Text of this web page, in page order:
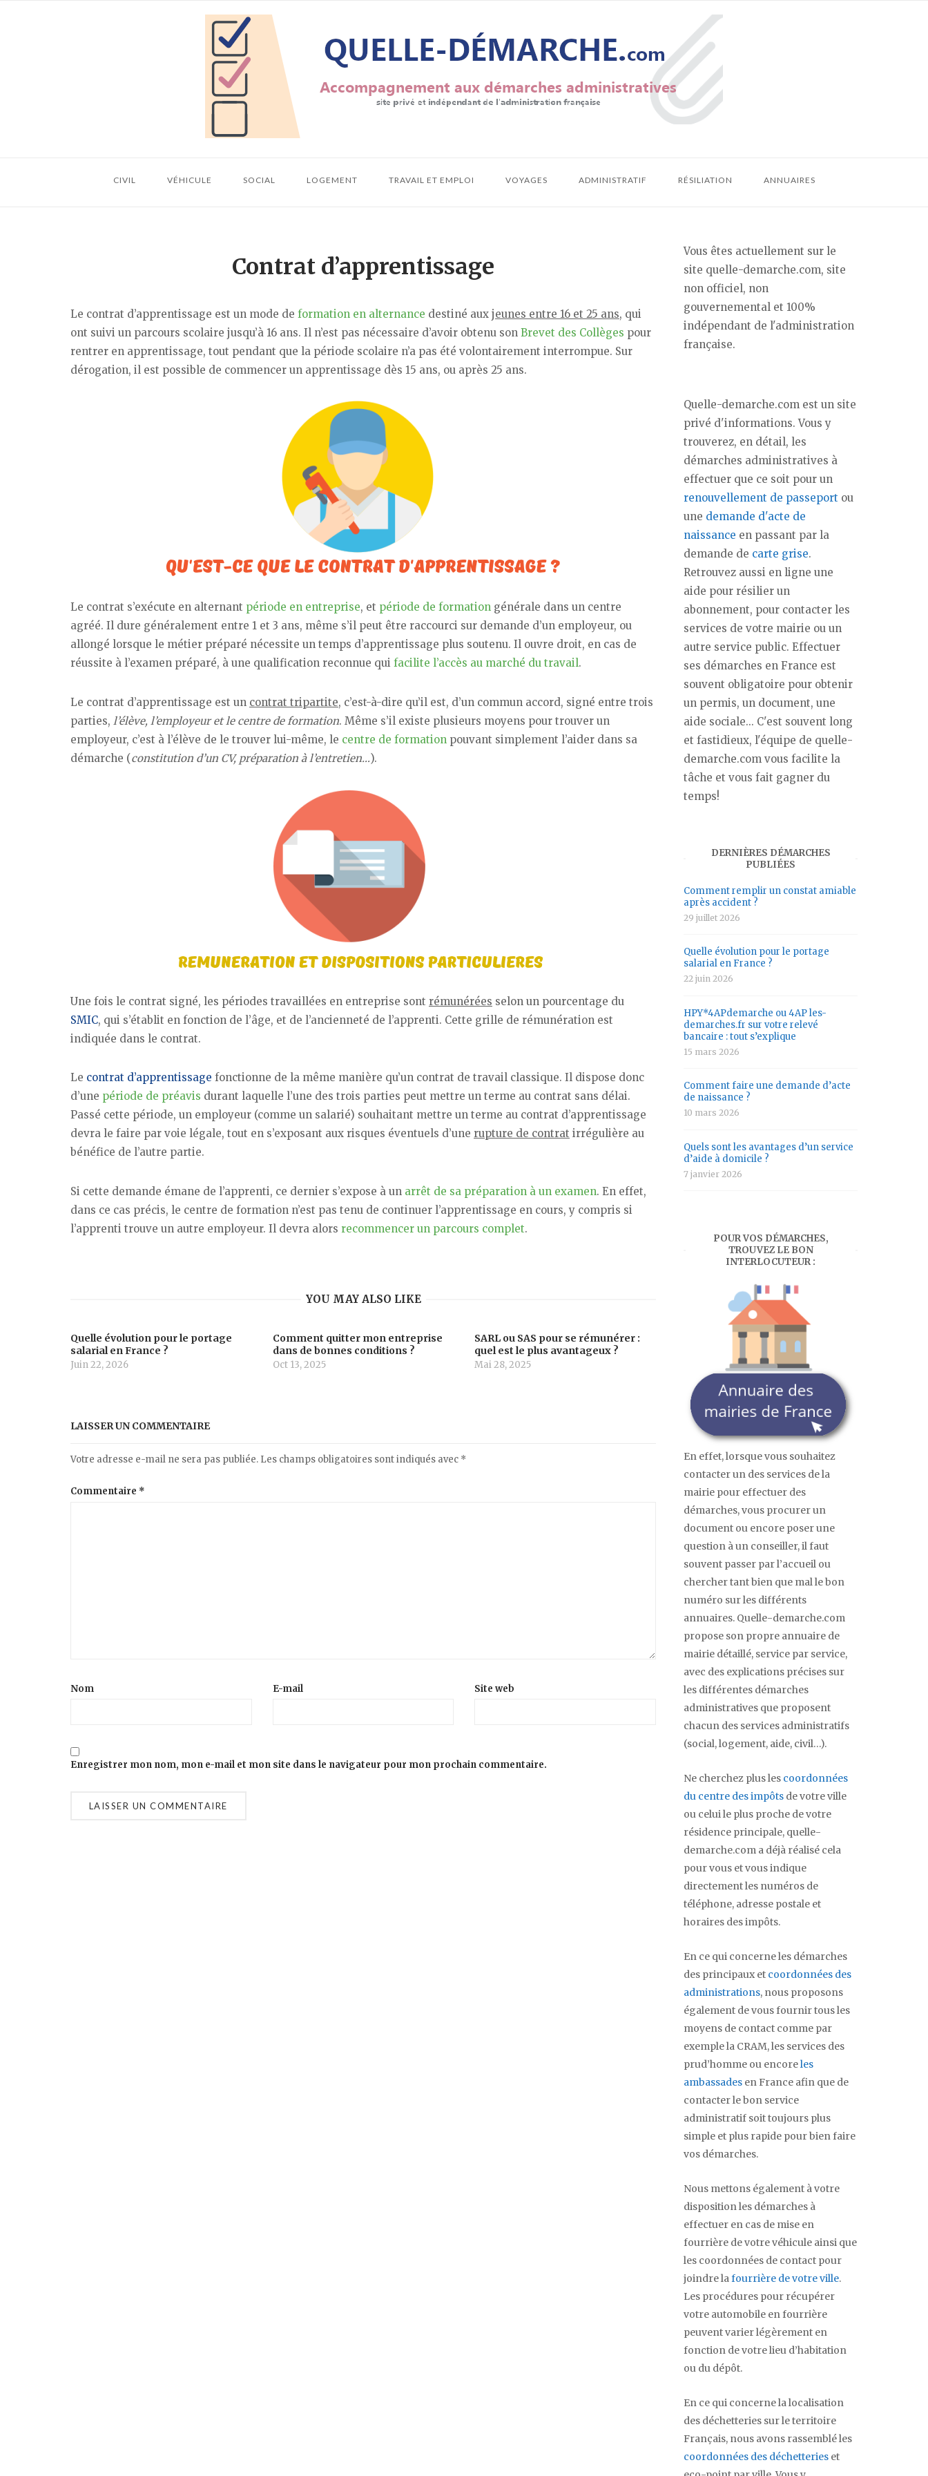
Home
CIVIL VÉHICULE SOCIAL LOGEMENT TRAVAIL ET EMPLOI VOYAGES ADMINISTRATIF RÉSILIATION ANNUAIRES
Contrat d’apprentissage
Le contrat d’apprentissage est un mode de formation en alternance destiné aux jeunes entre 16 et 25 ans, qui
ont suivi un parcours scolaire jusqu’à 16 ans. Il n’est pas nécessaire d’avoir obtenu son Brevet des Collèges pour
rentrer en apprentissage, tout pendant que la période scolaire n’a pas été volontairement interrompue. Sur
dérogation, il est possible de commencer un apprentissage dès 15 ans, ou après 25 ans.
Le contrat s’exécute en alternant période en entreprise, et période de formation générale dans un centre
agréé. Il dure généralement entre 1 et 3 ans, même s’il peut être raccourci sur demande d’un employeur, ou
allongé lorsque le métier préparé nécessite un temps d’apprentissage plus soutenu. Il ouvre droit, en cas de
réussite à l’examen préparé, à une qualification reconnue qui facilite l’accès au marché du travail.
Le contrat d’apprentissage est un contrat tripartite, c’est-à-dire qu’il est, d’un commun accord, signé entre trois
parties, l’élève, l’employeur et le centre de formation. Même s’il existe plusieurs moyens pour trouver un
employeur, c’est à l’élève de le trouver lui-même, le centre de formation pouvant simplement l’aider dans sa
démarche (constitution d’un CV, préparation à l’entretien…).
Une fois le contrat signé, les périodes travaillées en entreprise sont rémunérées selon un pourcentage du
SMIC, qui s’établit en fonction de l’âge, et de l’ancienneté de l’apprenti. Cette grille de rémunération est
indiquée dans le contrat.
Le contrat d’apprentissage fonctionne de la même manière qu’un contrat de travail classique. Il dispose donc
d’une période de préavis durant laquelle l’une des trois parties peut mettre un terme au contrat sans délai.
Passé cette période, un employeur (comme un salarié) souhaitant mettre un terme au contrat d’apprentissage
devra le faire par voie légale, tout en s’exposant aux risques éventuels d’une rupture de contrat irrégulière au
bénéfice de l’autre partie.
Si cette demande émane de l’apprenti, ce dernier s’expose à un arrêt de sa préparation à un examen. En effet,
dans ce cas précis, le centre de formation n’est pas tenu de continuer l’apprentissage en cours, y compris si
l’apprenti trouve un autre employeur. Il devra alors recommencer un parcours complet.
YOU MAY ALSO LIKE
Quelle évolution pour le portage
salarial en France ?
Juin 22, 2026
Comment quitter mon entreprise
dans de bonnes conditions ?
Oct 13, 2025
SARL ou SAS pour se rémunérer :
quel est le plus avantageux ?
Mai 28, 2025
LAISSER UN COMMENTAIRE
Votre adresse e-mail ne sera pas publiée. Les champs obligatoires sont indiqués avec *
Commentaire *
Nom E-mail Site web
Enregistrer mon nom, mon e-mail et mon site dans le navigateur pour mon prochain commentaire.
Vous êtes actuellement sur le
site quelle-demarche.com, site
non officiel, non
gouvernemental et 100%
indépendant de l'administration
française.
Quelle-demarche.com est un site
privé d'informations. Vous y
trouverez, en détail, les
démarches administratives à
effectuer que ce soit pour un
renouvellement de passeport ou
une demande d'acte de
naissance en passant par la
demande de carte grise.
Retrouvez aussi en ligne une
aide pour résilier un
abonnement, pour contacter les
services de votre mairie ou un
autre service public. Effectuer
ses démarches en France est
souvent obligatoire pour obtenir
un permis, un document, une
aide sociale... C'est souvent long
et fastidieux, l'équipe de quelle-
demarche.com vous facilite la
tâche et vous fait gagner du
temps!
DERNIÈRES DÉMARCHES
PUBLIÉES
Comment remplir un constat amiable
après accident ?
29 juillet 2026
Quelle évolution pour le portage
salarial en France ?
22 juin 2026
HPY*4APdemarche ou 4AP les-
demarches.fr sur votre relevé
bancaire : tout s’explique
15 mars 2026
Comment faire une demande d’acte
de naissance ?
10 mars 2026
Quels sont les avantages d’un service
d’aide à domicile ?
7 janvier 2026
POUR VOS DÉMARCHES,
TROUVEZ LE BON
INTERLOCUTEUR :
En effet, lorsque vous souhaitez
contacter un des services de la
mairie pour effectuer des
démarches, vous procurer un
document ou encore poser une
question à un conseiller, il faut
souvent passer par l’accueil ou
chercher tant bien que mal le bon
numéro sur les différents
annuaires. Quelle-demarche.com
propose son propre annuaire de
mairie détaillé, service par service,
avec des explications précises sur
les différentes démarches
administratives que proposent
chacun des services administratifs
(social, logement, aide, civil…).
Ne cherchez plus les coordonnées
du centre des impôts de votre ville
ou celui le plus proche de votre
résidence principale, quelle-
demarche.com a déjà réalisé cela
pour vous et vous indique
directement les numéros de
téléphone, adresse postale et
horaires des impôts.
En ce qui concerne les démarches
des principaux et coordonnées des
administrations, nous proposons
également de vous fournir tous les
moyens de contact comme par
exemple la CRAM, les services des
prud’homme ou encoreles
ambassades en France afin que de
contacter le bon service
administratif soit toujours plus
simple et plus rapide pour bien faire
vos démarches.
Nous mettons également à votre
disposition les démarches à
effectuer en cas de mise en
fourrière de votre véhicule ainsi que
les coordonnées de contact pour
joindre lafourrière de votre ville.
Les procédures pour récupérer
votre automobile en fourrière
peuvent varier légèrement en
fonction de votre lieu d’habitation
ou du dépôt.
En ce qui concerne la localisation
des déchetteries sur le territoire
Français, nous avons rassemblé les
coordonnées des déchetteries et